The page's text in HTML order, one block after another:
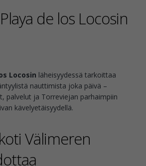
de los Locosin
Locosin läheisyydessä tarkoittaa
nauttimista joka päivä –
palvelut ja Torreviejan parhaimpiin
kävelyetäisyydellä.
Välimeren